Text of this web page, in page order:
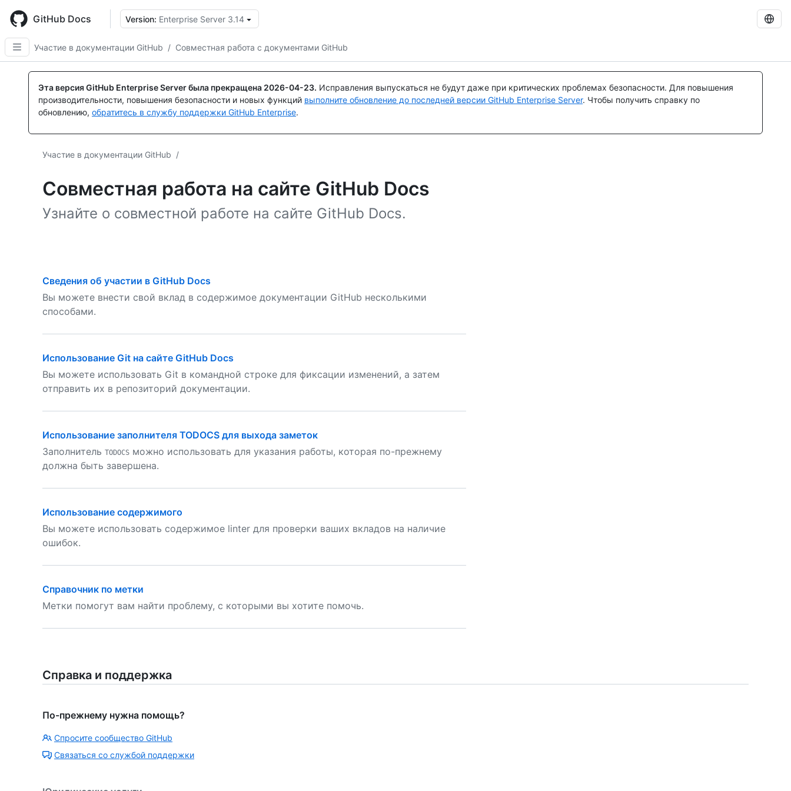
main
content
GitHub Docs Version: Enterprise Server 3.14
Участие в документации GitHub / Совместная работа с документами GitHub
Эта версия GitHub Enterprise Server была прекращена 2026-04-23. Исправления выпускаться не будут даже при критических проблемах безопасности. Для повышения
производительности, повышения безопасности и новых функций выполните обновление до последней версии GitHub Enterprise Server. Чтобы получить справку по
обновлению, обратитесь в службу поддержки GitHub Enterprise.
Участие в документации GitHub /
Совместная работа на сайте GitHub Docs
Узнайте о совместной работе на сайте GitHub Docs.
Сведения об участии в GitHub Docs
Вы можете внести свой вклад в содержимое документации GitHub несколькими
способами.
Использование Git на сайте GitHub Docs
Вы можете использовать Git в командной строке для фиксации изменений, а затем
отправить их в репозиторий документации.
Использование заполнителя TODOCS для выхода заметок
Заполнитель TODOCS можно использовать для указания работы, которая по-прежнему
должна быть завершена.
Использование содержимого
Вы можете использовать содержимое linter для проверки ваших вкладов на наличие
ошибок.
Справочник по метки
Метки помогут вам найти проблему, с которыми вы хотите помочь.
Справка и поддержка
По-прежнему нужна помощь?
Спросите сообщество GitHub
Связаться со службой поддержки